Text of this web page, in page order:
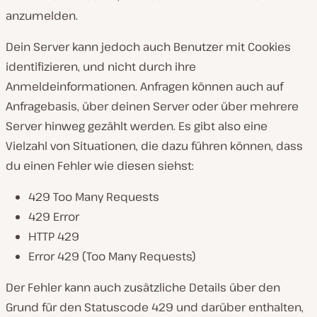
anzumelden.
Dein Server kann jedoch auch Benutzer mit Cookies
identifizieren, und nicht durch ihre
Anmeldeinformationen. Anfragen können auch auf
Anfragebasis, über deinen Server oder über mehrere
Server hinweg gezählt werden. Es gibt also eine
Vielzahl von Situationen, die dazu führen können, dass
du einen Fehler wie diesen siehst:
429 Too Many Requests
429 Error
HTTP 429
Error 429 (Too Many Requests)
Der Fehler kann auch zusätzliche Details über den
Grund für den Statuscode 429 und darüber enthalten,